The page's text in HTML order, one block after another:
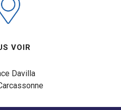
VOIR
Davilla